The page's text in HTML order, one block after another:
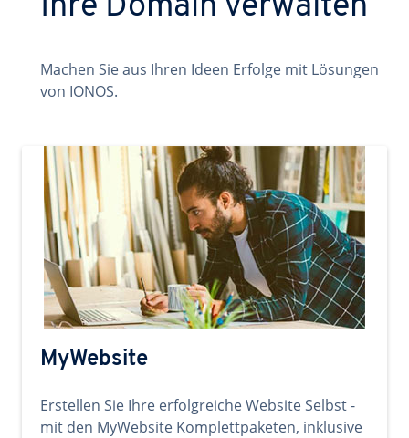
Ihre Domain verwalten
Machen Sie aus Ihren Ideen Erfolge mit Lösungen
von IONOS.
MyWebsite
Erstellen Sie Ihre erfolgreiche Website Selbst -
mit den MyWebsite Komplettpaketen, inklusive